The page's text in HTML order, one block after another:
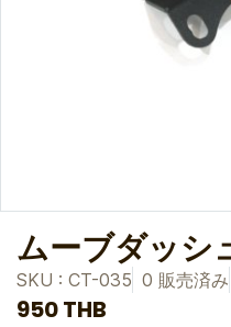
ムーブダッシ
SKU : CT-035 0 販売済み
950 THB